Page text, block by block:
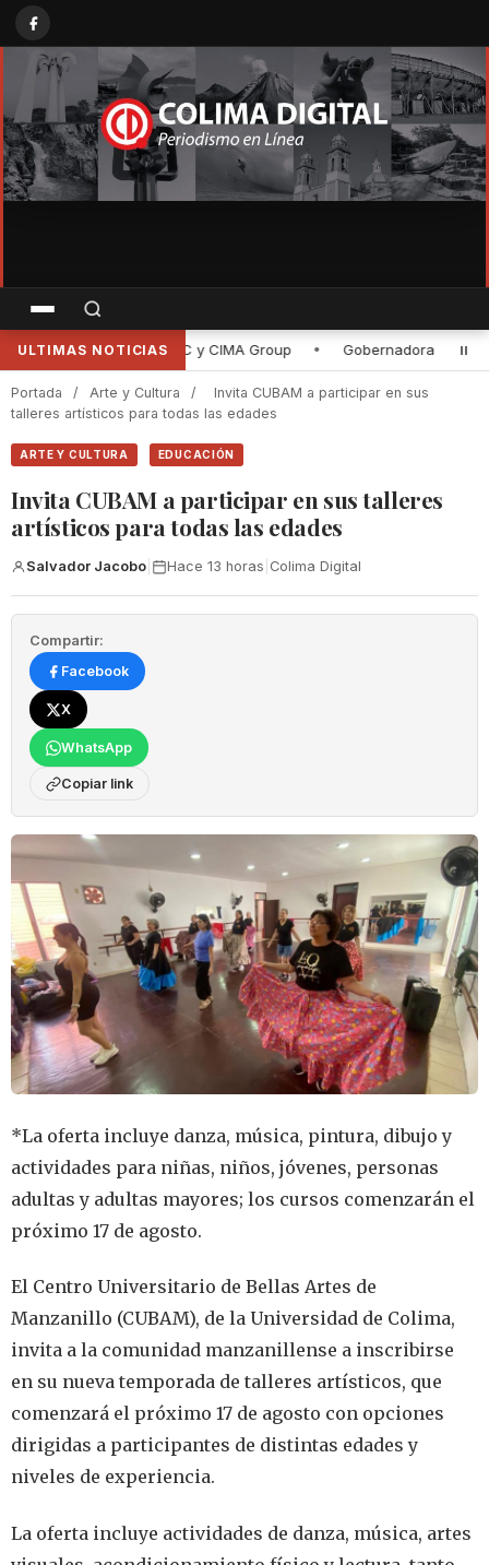
ULTIMAS NOTICIAS
de Colima entrega rehabilitación de la planta
Portada / Arte y Cultura /
Invita CUBAM a participar en sus
talleres artísticos para todas las edades
ARTE Y CULTURA EDUCACIÓN
Invita CUBAM a participar en sus talleres
artísticos para todas las edades
Salvador Jacobo Hace 13 horas Colima Digital
Compartir:
Facebook
X
WhatsApp
Copiar link
*La oferta incluye danza, música, pintura, dibujo y
actividades para niñas, niños, jóvenes, personas
adultas y adultas mayores; los cursos comenzarán el
próximo 17 de agosto.
El Centro Universitario de Bellas Artes de
Manzanillo (CUBAM), de la Universidad de Colima,
invita a la comunidad manzanillense a inscribirse
en su nueva temporada de talleres artísticos, que
comenzará el próximo 17 de agosto con opciones
dirigidas a participantes de distintas edades y
niveles de experiencia.
La oferta incluye actividades de danza, música, artes